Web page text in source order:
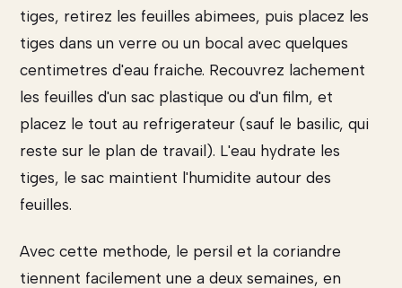
tiges, retirez les feuilles abimees, puis placez les
tiges dans un verre ou un bocal avec quelques
centimetres d'eau fraiche. Recouvrez lachement
les feuilles d'un sac plastique ou d'un film, et
placez le tout au refrigerateur (sauf le basilic, qui
reste sur le plan de travail). L'eau hydrate les
tiges, le sac maintient l'humidite autour des
feuilles.
Avec cette methode, le persil et la coriandre
tiennent facilement une a deux semaines, en